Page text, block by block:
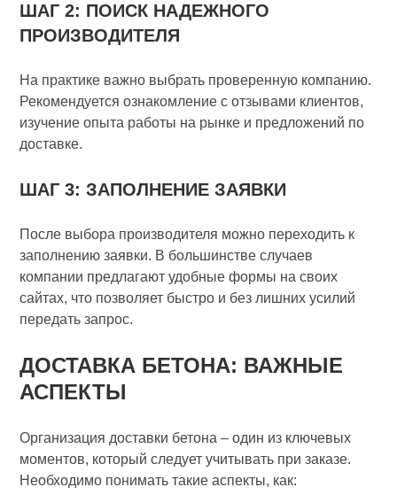
ШАГ 2: ПОИСК НАДЕЖНОГО
ПРОИЗВОДИТЕЛЯ
На практике важно выбрать проверенную компанию.
Рекомендуется ознакомление с отзывами клиентов,
изучение опыта работы на рынке и предложений по
доставке.
ШАГ 3: ЗАПОЛНЕНИЕ ЗАЯВКИ
После выбора производителя можно переходить к
заполнению заявки. В большинстве случаев
компании предлагают удобные формы на своих
сайтах, что позволяет быстро и без лишних усилий
передать запрос.
ДОСТАВКА БЕТОНА: ВАЖНЫЕ
АСПЕКТЫ
Организация доставки бетона – один из ключевых
моментов, который следует учитывать при заказе.
Необходимо понимать такие аспекты, как: